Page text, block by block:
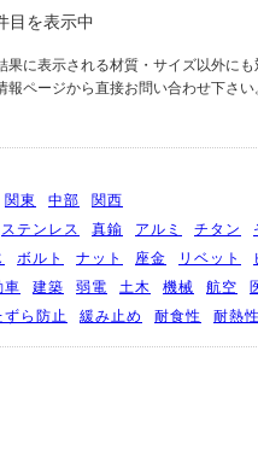
目を表示中
に表示される材質・サイズ以外に
ページから直接お問い合わせ下さい
関東 中部
関西
ステンレス 真鍮 アルミ チタン
ボルト ナット 座金 リベット
車 建築 弱電 土木 機械 航空
ずら防止 緩み止め 耐食性 耐熱